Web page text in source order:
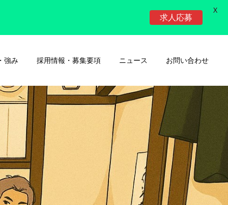
強み 採用情報・募集要項 ニュース お問い合わせ
求人応募
X